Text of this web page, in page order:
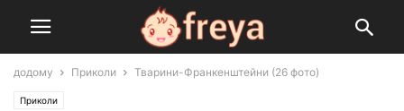
додому Приколи Тварини-Франкенштейни (26 фото)
Приколи